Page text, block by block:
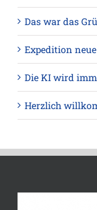
Das war das
Expedition
Die KI wird
Herzlich